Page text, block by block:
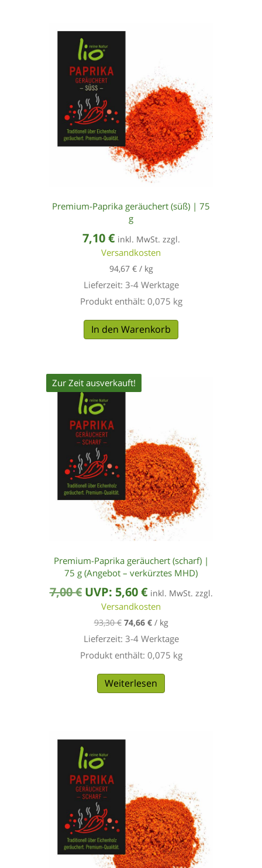
Premium-Paprika geräuchert (süß) | 75
g
7,10€ inkl. MwSt. zzgl.
Versandkosten
94,67 €/ kg
Lieferzeit: 3-4 Werktage
Produkt enthält: 0,075 kg
In den Warenkorb
Zur Zeit ausverkauft!
Premium-Paprika geräuchert (scharf) |
75 g (Angebot – verkürztes MHD)
7,00€ Ursprünglicher
Preis
war:
7,00 €
UVP: 5,60€Aktueller
Preis
ist:
5,60 €.
inkl. MwSt. zzgl.
Versandkosten
93,30€ 74,66 €/ kg
Lieferzeit: 3-4 Werktage
Produkt enthält: 0,075 kg
Weiterlesen